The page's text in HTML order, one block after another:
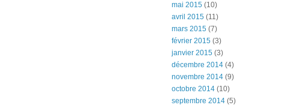
mai 2015 (10)
avril 2015 (11)
mars 2015 (7)
février 2015 (3)
janvier 2015 (3)
décembre 2014 (4)
novembre 2014 (9)
octobre 2014 (10)
septembre 2014 (5)